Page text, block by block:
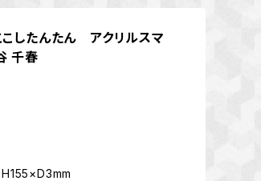
こしたんたん アクリルスマ
千春